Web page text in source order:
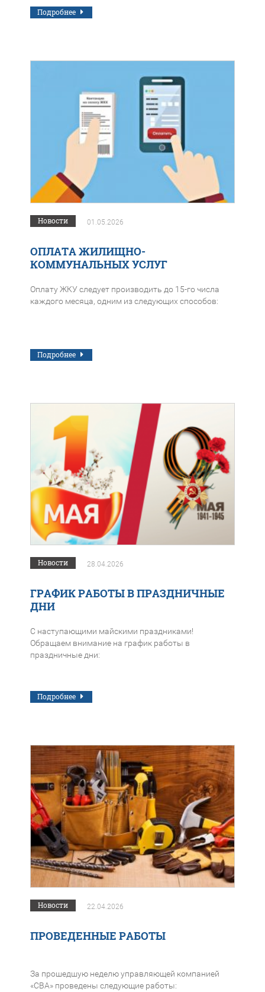
окончании отопительного периода.
Подробнее
Новости 01.05.2026
ОПЛАТА ЖИЛИЩНО-
КОММУНАЛЬНЫХ УСЛУГ
Оплату ЖКУ следует производить до 15-го числа
каждого месяца, одним из следующих способов:
Подробнее
Новости 28.04.2026
ГРАФИК РАБОТЫ В ПРАЗДНИЧНЫЕ
ДНИ
С наступающими майскими праздниками!
Обращаем внимание на график работы в
праздничные дни:
Подробнее
Новости 22.04.2026
ПРОВЕДЕННЫЕ РАБОТЫ
За прошедшую неделю управляющей компанией
«СВА» проведены следующие работы: